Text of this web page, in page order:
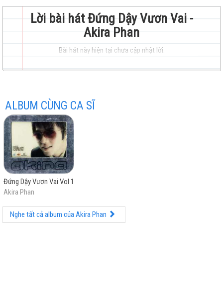
hay
Lời bài hát Đứng Dậy Vươn Vai -
Akira Phan
Bài hát này hiện tại chưa cập nhật lời.
ALBUM CÙNG CA SĨ
Đứng Dậy Vươn Vai Vol 1
Akira Phan
Nghe tất cả album của Akira Phan